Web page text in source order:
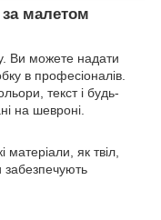
малетом
Ви можете надати
в професіоналів.
текст і будь-
на шевроні.
матеріали, як твіл,